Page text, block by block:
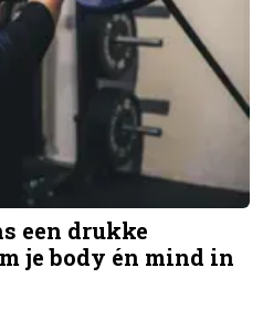
een drukke
je body én mind in